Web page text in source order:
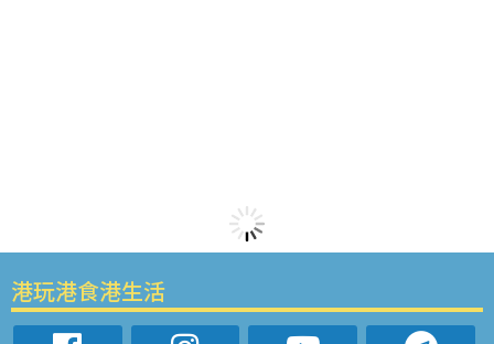
港玩港食港生活